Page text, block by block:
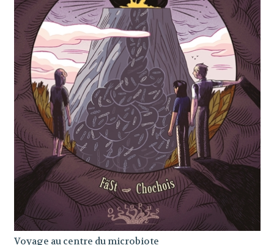
Voyage au centre du microbiote